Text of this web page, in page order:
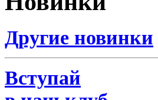
Другие новинки
Вступай